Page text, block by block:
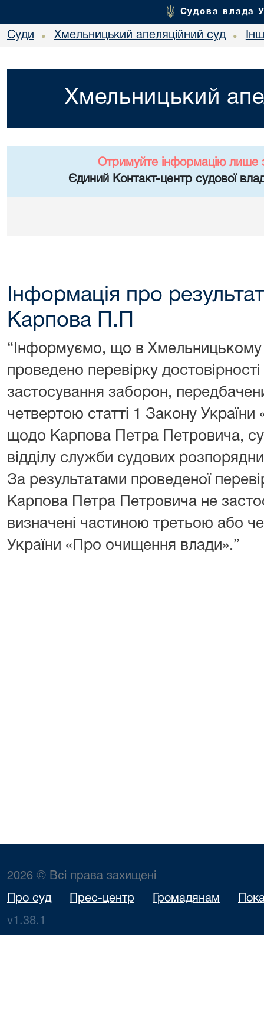
Судова влада
Суди • Хмельницький апеляційний суд •
Хмельницький
Отримуйте інформацію лише
Єдиний Контакт-центр судової
Інформація про
Карпова П.П
“Інформуємо, що в Хмельницькому
проведено перевірку
застосування заборон,
четвертою статті 1 Закону
щодо Карпова Петра Петровича,
відділу служби судових
За результатами проведеної
Карпова Петра Петровича не
визначені частиною третьою або
України «Про очищення влади».”
2026 © Всі права захищені
Про суд Прес-центр Громадянам
v1.38.1